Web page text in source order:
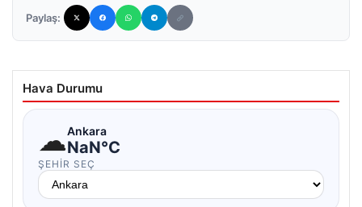
Paylaş:
Hava Durumu
☁Ankara
NaN°C
ŞEHIR SEÇ